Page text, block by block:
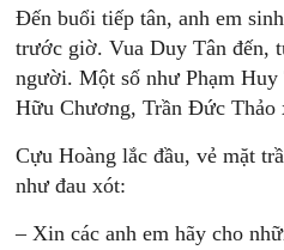
Đến buổi tiếp tân, anh em
trước giờ. Vua Duy Tân đến,
người. Một số như Phạm
Hữu Chương, Trần Đức Thảo
Cựu Hoàng lắc đầu, vẻ mặt
như đau xót:
– Xin các anh em hãy cho